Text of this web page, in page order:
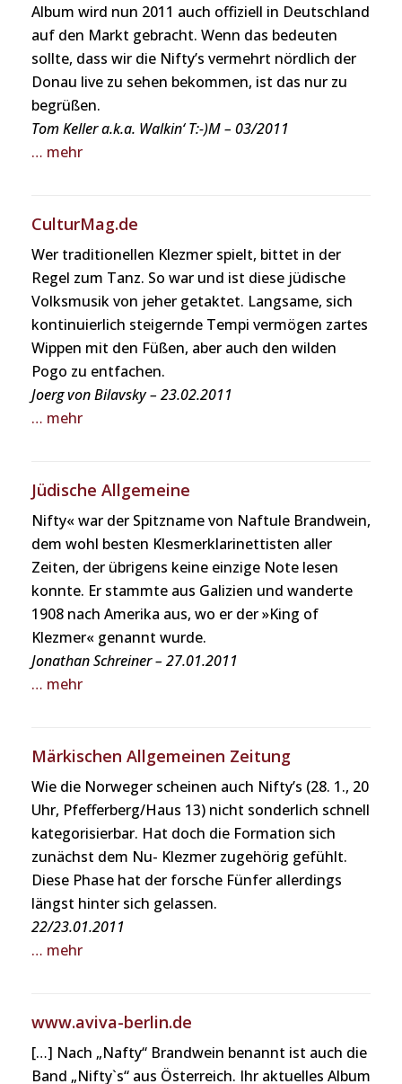
Album wird nun 2011 auch offiziell in Deutschland
auf den Markt gebracht. Wenn das bedeuten
sollte, dass wir die Nifty’s vermehrt nördlich der
Donau live zu sehen bekommen, ist das nur zu
begrüßen.
Tom Keller a.k.a. Walkin‘ T:-)M – 03/2011
… mehr
CulturMag.de
Wer traditionellen Klezmer spielt, bittet in der
Regel zum Tanz. So war und ist diese jüdische
Volksmusik von jeher getaktet. Langsame, sich
kontinuierlich steigernde Tempi vermögen zartes
Wippen mit den Füßen, aber auch den wilden
Pogo zu entfachen.
Joerg von Bilavsky – 23.02.2011
… mehr
Jüdische Allgemeine
Nifty« war der Spitzname von Naftule Brandwein,
dem wohl besten Klesmerklarinettisten aller
Zeiten, der übrigens keine einzige Note lesen
konnte. Er stammte aus Galizien und wanderte
1908 nach Amerika aus, wo er der »King of
Klezmer« genannt wurde.
Jonathan Schreiner – 27.01.2011
… mehr
Märkischen Allgemeinen Zeitung
Wie die Norweger scheinen auch Nifty’s (28. 1., 20
Uhr, Pfefferberg/Haus 13) nicht sonderlich schnell
kategorisierbar. Hat doch die Formation sich
zunächst dem Nu- Klezmer zugehörig gefühlt.
Diese Phase hat der forsche Fünfer allerdings
längst hinter sich gelassen.
22/23.01.2011
… mehr
www.aviva-berlin.de
[…] Nach „Nafty“ Brandwein benannt ist auch die
Band „Nifty`s“ aus Österreich. Ihr aktuelles Album